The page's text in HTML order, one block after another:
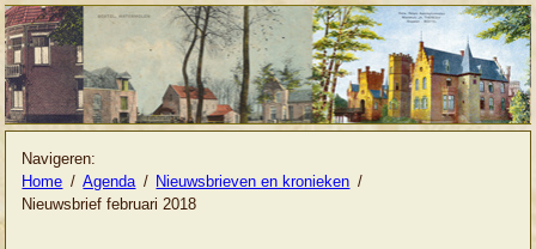
Navigeren:
Home
Agenda
Nieuwsbrieven en kronieken
Nieuwsbrief februari 2018